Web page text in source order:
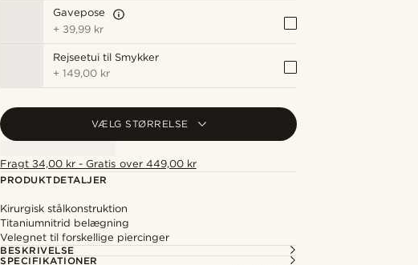
Gavepose
+ 39,99 kr
Rejseetui til Smykker
+149,00 kr
VÆLG STØRRELSE
Fragt 34,00 kr - Gratis over 449,00 kr
PRODUKTDETALJER
Kirurgisk stålkonstruktion
Titaniumnitrid belægning
Velegnet til forskellige piercinger
BESKRIVELSE
SPECIFIKATIONER